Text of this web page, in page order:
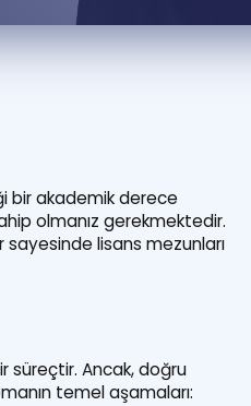
bir akademik derece
olmanız gerekmektedir.
lisans mezunları
süreçtir. Ancak, doğru
temel aşamaları: